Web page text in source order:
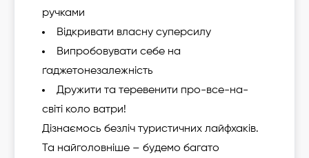
ручками
Відкривати власну суперсилу
Випробовувати себе на
ґаджетонезалежність
Дружити та теревенити про-все-на-
світі коло ватри!
Дізнаємось безліч туристичних лайфхаків.
Та найголовніше – будемо багато